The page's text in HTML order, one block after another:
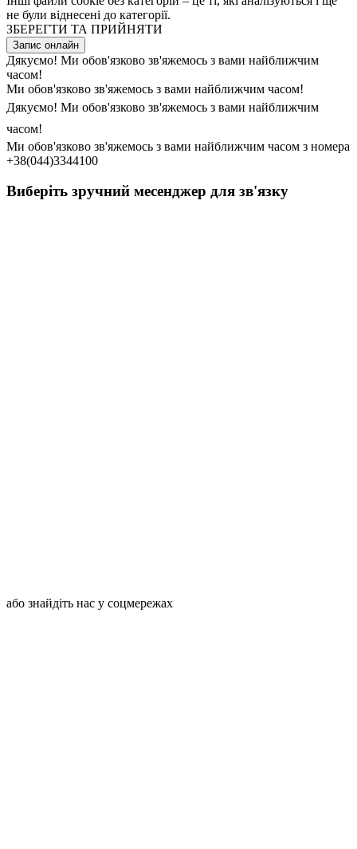
не були віднесені до категорії.
ЗБЕРЕГТИ ТА ПРИЙНЯТИ
Запис онлайн
Дякуємо! Ми обов'язково зв'яжемось з вами найближчим
часом!
Ми обов'язково зв'яжемось з вами найближчим часом!
Дякуємо! Ми обов'язково зв'яжемось з вами найближчим
часом!
Ми обов'язково зв'яжемось з вами найближчим часом з номера
+38(044)3344100
Виберіть зручний месенджер для зв'язку
або знайдіть нас у соцмережах